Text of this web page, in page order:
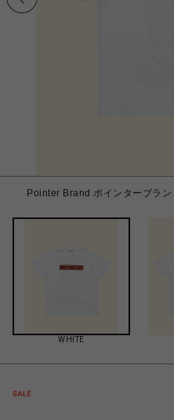
Pointer Brand ポインターブラ
WHITE